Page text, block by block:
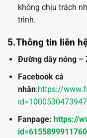
không chịu trách
trình.
5.Thông tin liên
Đường dây nóng –
Facebook cá
nhân:https://
Fanpage: https://